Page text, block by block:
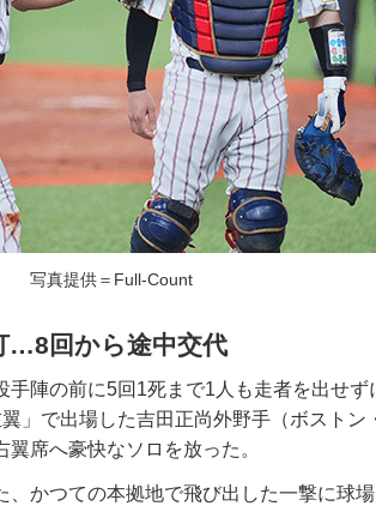
写真提供＝Full-Count
…8回から途中交代
陣の前に5回1死まで1人も走者を出せず
」で出場した吉田正尚外野手（ボストン
席へ豪快なソロを放った。
かつての本拠地で飛び出した一撃に球